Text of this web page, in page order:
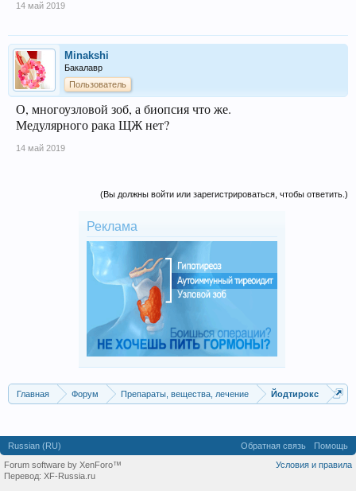
14 май 2019
Minakshi
Бакалавр
Пользователь
О, многоузловой зоб, а биопсия что же.
Медулярного рака ЩЖ нет?
14 май 2019
(Вы должны войти или зарегистрироваться, чтобы ответить.)
Реклама
Главная Форум Препараты, вещества, лечение Йодтирокс
Russian (RU) Обратная связь
Помощь
Условия и правила
Forum software by XenForo™
Перевод: XF-Russia.ru